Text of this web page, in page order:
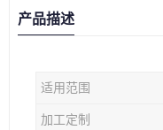
产品描述
适用范围
加工定制